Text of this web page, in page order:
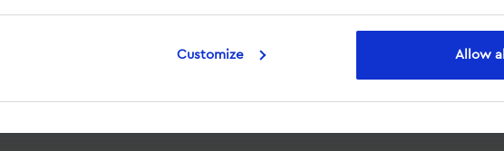
Customize Allow all